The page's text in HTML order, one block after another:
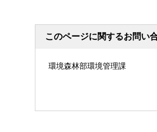
このページに関するお問い
環境森林部環境管理課